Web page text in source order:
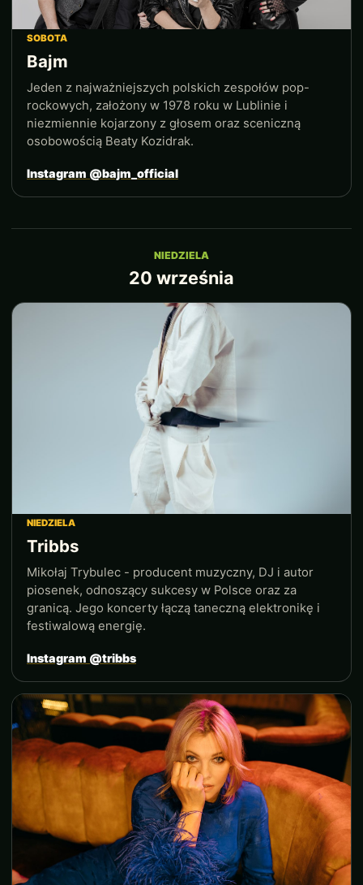
SOBOTA
Bajm
Jeden z najważniejszych polskich zespołów pop-
rockowych, założony w 1978 roku w Lublinie i
niezmiennie kojarzony z głosem oraz sceniczną
osobowością Beaty Kozidrak.
Instagram @bajm_official
NIEDZIELA
20 września
NIEDZIELA
Tribbs
Mikołaj Trybulec - producent muzyczny, DJ i autor
piosenek, odnoszący sukcesy w Polsce oraz za
granicą. Jego koncerty łączą taneczną elektronikę i
festiwalową energię.
Instagram @tribbs